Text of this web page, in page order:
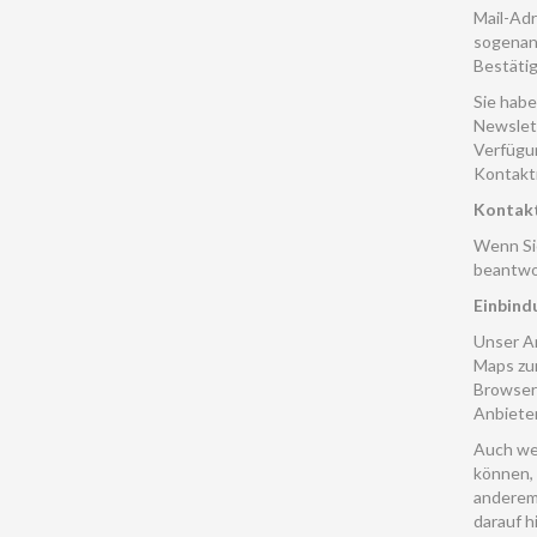
Mail-
Sie
Wenn
Unser
Maps
Auch
darauf